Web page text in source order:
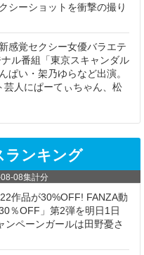
シーショットを衝撃の撮り
感覚セクシー女優バラエテ
ル番組「東京スキャンダル
ぱい・架乃ゆらなど出演。
芸人にぱーてぃちゃん、松
ランキング
08集計分
作品が30%OFF! FANZA動
％OFF」第2弾を明日1日
ンペーンガールは田野憂さ